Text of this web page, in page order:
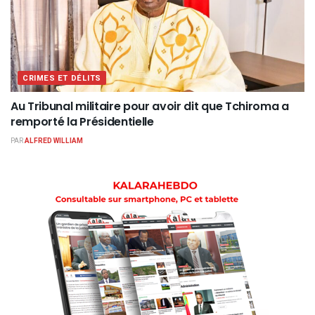
CRIMES ET DÉLITS
Au Tribunal militaire pour avoir dit que Tchiroma a
remporté la Présidentielle
PARALFRED WILLIAM